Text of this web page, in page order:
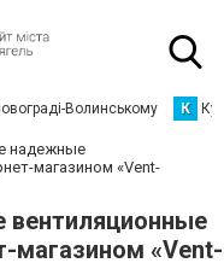
Волинському К
надежные
магазином «Vent-
вентиляционные
магазином «Vent-